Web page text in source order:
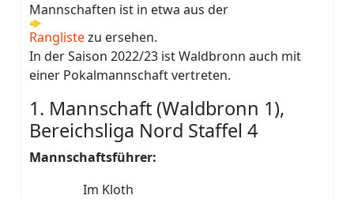
Mannschaften ist in etwa aus der
Ranglistezu ersehen.
In der Saison 2022/23 ist Waldbronn auch mit
einer Pokalmannschaft vertreten.
1. Mannschaft (Waldbronn 1),
Bereichsliga Nord Staffel 4
Mannschaftsführer:
Im Kloth